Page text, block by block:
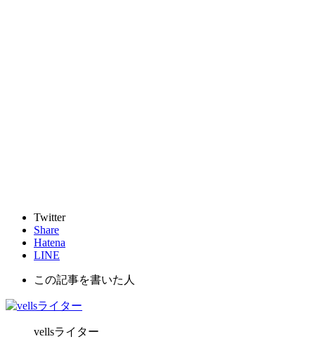
Twitter
Share
Hatena
LINE
この記事を書いた人
vellsライター